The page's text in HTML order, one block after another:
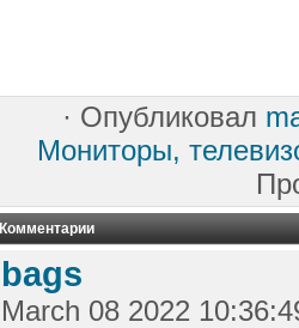
· Опубликовал
Мониторы,
Комментарии
bags
March 08 2022